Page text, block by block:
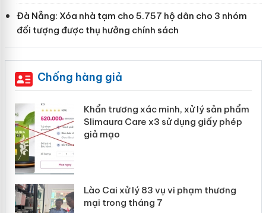
Đà Nẵng: Xóa nhà tạm cho 5.757 hộ dân cho 3 nhóm
đối tượng được thụ hưởng chính sách
Chống hàng giả
Khẩn trương xác minh, xử lý sản phẩm
Slimaura Care x3 sử dụng giấy phép
giả mạo
Lào Cai xử lý 83 vụ vi phạm thương
mại trong tháng 7